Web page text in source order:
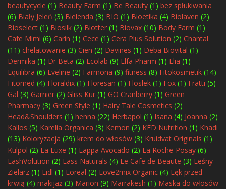
beautycycle (1) Beauty Farm (1) Be Beauty (1) bez spłukiwania
(6) Biały Jeleń (3) Bielenda (3) BIO (1) Bioetika (4) Biolaven (2)
Bioselect (1) Biosilk (2) Biotter (1) Biovax (10) Body Farm (1)
Cafe Mimi (6) Carin (1) Cece (1) Cera Plus Solution (2) Chantal
(11) chelatowanie (3) Cien (2) Davines (1) Deba Biovital (1)
Dermika (1) Dr Beta (2) Ecolab (9) Elfa Pharm (1) Elia (1)
Equilibra (6) Eveline (2) Farmona (9) fitness (8) Fitokosmetik (14)
Fitomed (4) Floraldix (1) Floresan (1) Floslek (1) Fox (1) Fratti (5)
Gal (3) Garnier (2) Gliss Kur (1) GO Cranberry (1) Green
Pharmacy (3) Green Style (1) Hairy Tale Cosmetics (2)
Head&Shoulders (1) henna (22) Herbapol (1) Isana (4) Joanna (2)
Kallos (5) Karelia Organica (3) Kemon (2) KFD Nutrition (1) Khadi
(13) Koloryzacja (29) krem do włosów (3) Kruidvat Originals (1)
Kulpol (2) La Luxe (1) Lappa Avocado (2) La Roche-Posay (6)
LashVolution (2) Lass Naturals (4) Le Cafe de Beaute (3) Leśny
Zielarz (1) Lidl (1) Loreal (2) Love2mix Organic (4) Lęk przed
krwią (4) makijaż (3) Marion (9) Marrakesh (1) Maska do włosów